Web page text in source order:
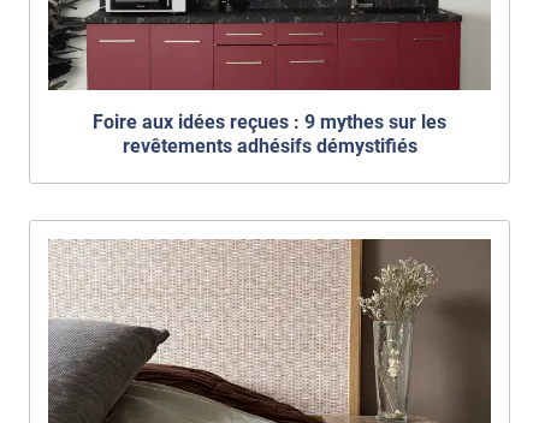
Foire aux idées reçues : 9 mythes sur les
revêtements adhésifs démystifiés